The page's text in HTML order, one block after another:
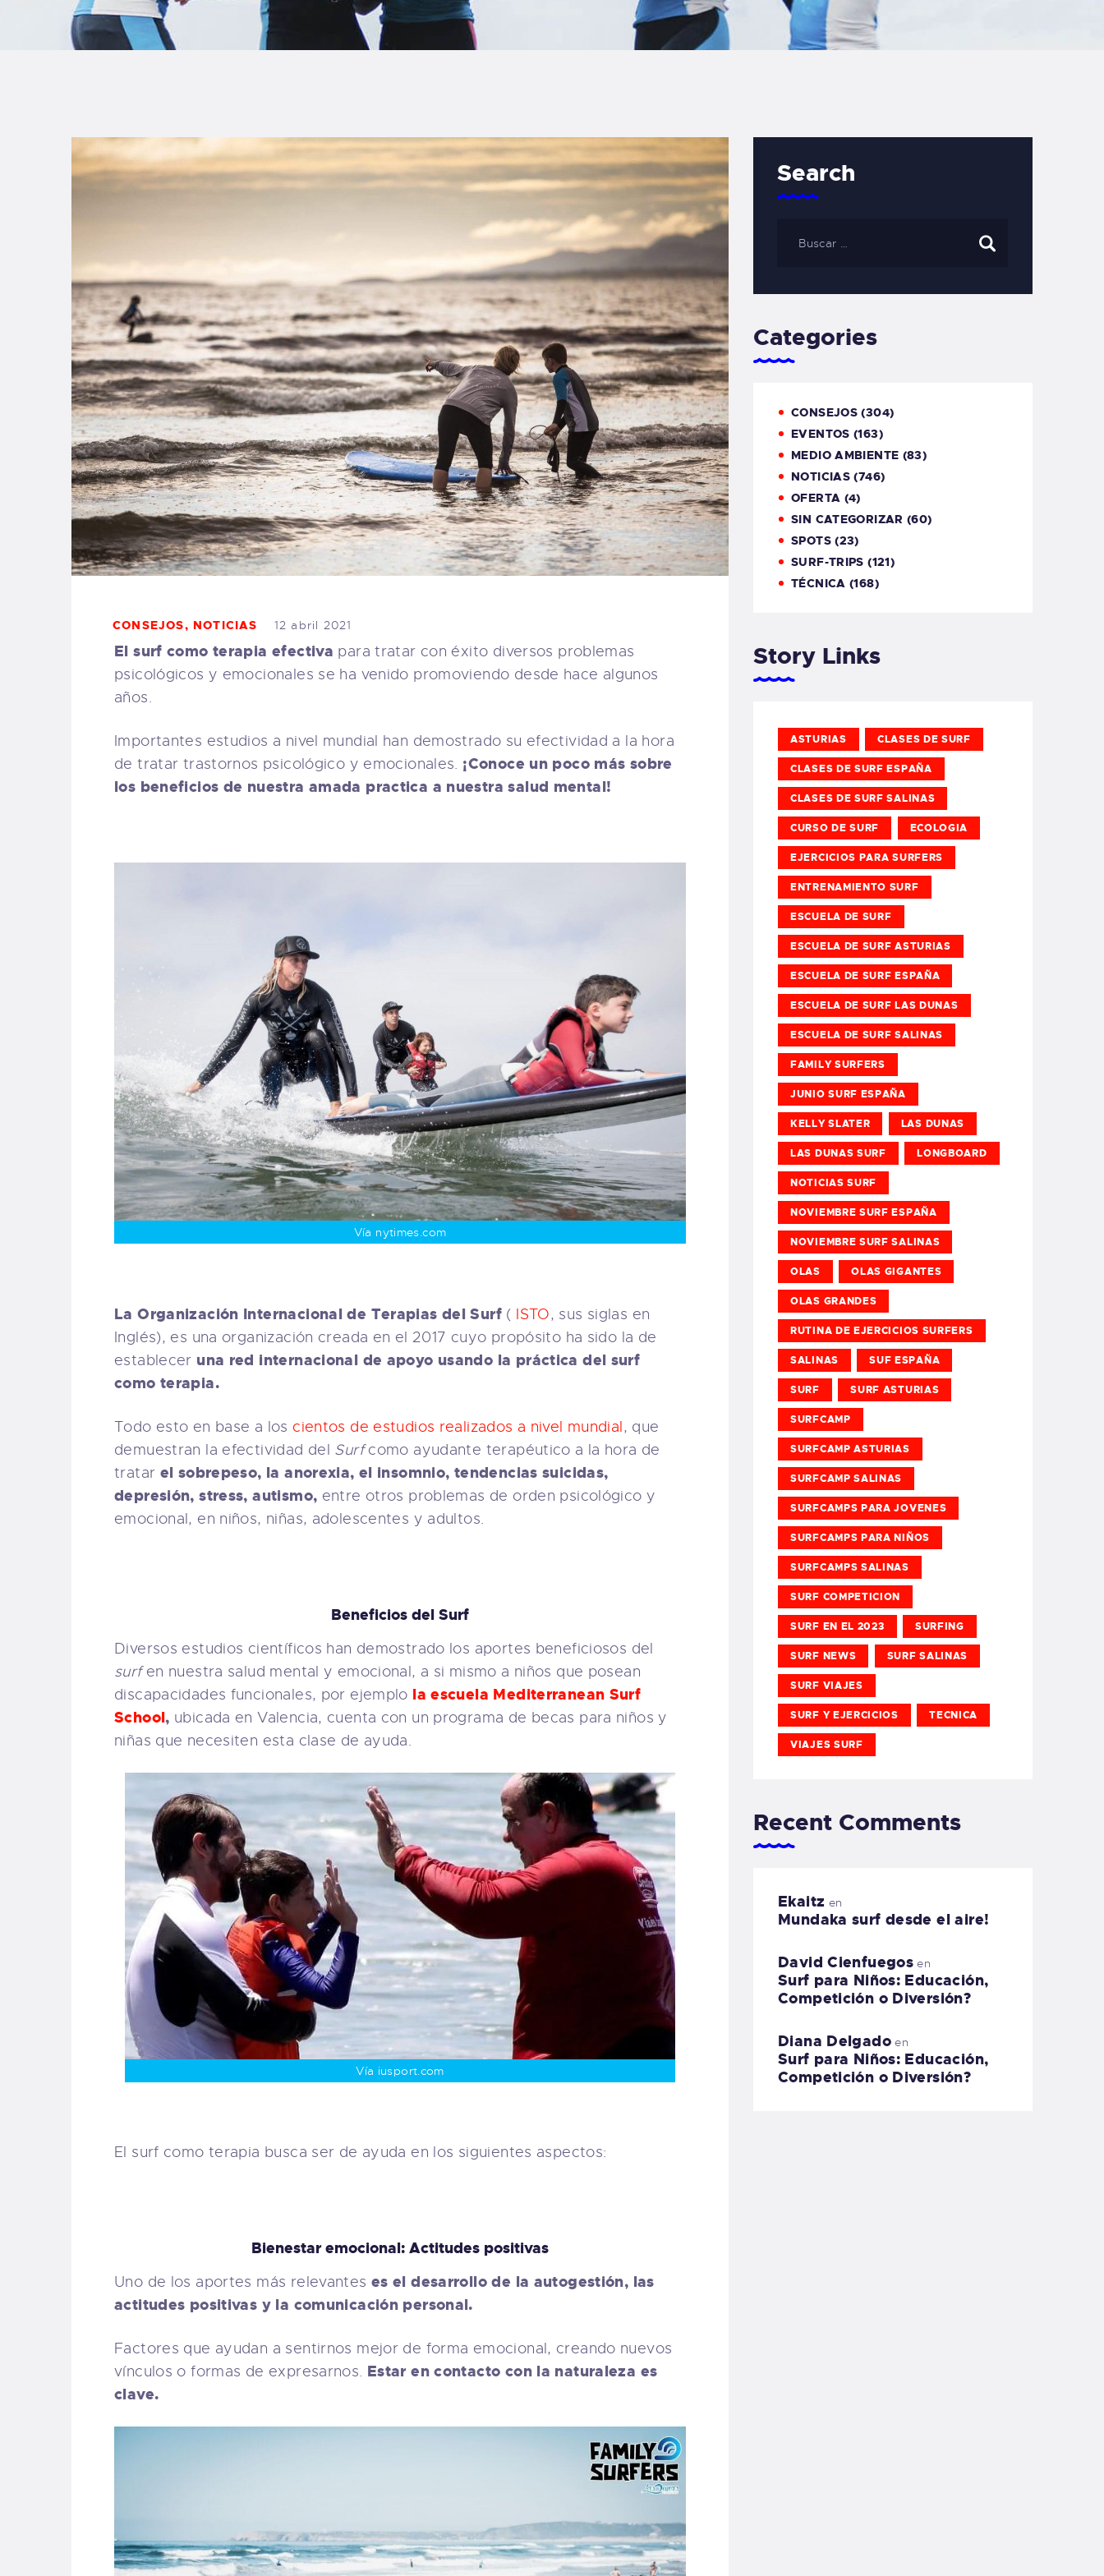
BLOG
CARRITO
TIENDA FAMILY
SURFERS
WEBCAM SALINAS
PEDIDOS
CONSEJOS, NOTICIAS 12 abril 2021
El surf como terapia efectiva para tratar con éxito diversos problemas
psicológicos y emocionales se ha venido promoviendo desde hace algunos
años.
Importantes estudios a nivel mundial han demostrado su efectividad a la hora
de tratar trastornos psicológico y emocionales. ¡Conoce un poco más sobre
los beneficios de nuestra amada practica a nuestra salud mental!
Vía nytimes.com
La Organización Internacional de Terapias del Surf ( ISTO, sus siglas en
Inglés), es una organización creada en el 2017 cuyo propósito ha sido la de
establecer una red internacional de apoyo usando la práctica del surf
como terapia.
Todo esto en base a los cientos de estudios realizados a nivel mundial, que
demuestran la efectividad del Surfcomo ayudante terapéutico a la hora de
tratar el sobrepeso, la anorexia, el insomnio, tendencias suicidas,
depresión, stress, autismo, entre otros problemas de orden psicológico y
emocional, en niños, niñas, adolescentes y adultos.
Beneficios del Surf
Diversos estudios científicos han demostrado los aportes beneficiosos del
surfen nuestra salud mental y emocional, a si mismo a niños que posean
discapacidades funcionales, por ejemplo la escuela Mediterranean Surf
School, ubicada en Valencia, cuenta con un programa de becas para niños y
niñas que necesiten esta clase de ayuda.
Vía iusport.com
El surf como terapia busca ser de ayuda en los siguientes aspectos:
Bienestar emocional: Actitudes positivas
Uno de los aportes más relevantes es el desarrollo de la autogestión, las
actitudes positivas y la comunicación personal.
Factores que ayudan a sentirnos mejor de forma emocional, creando nuevos
vínculos o formas de expresarnos. Estar en contacto con la naturaleza es
clave.
Search
Categories
CONSEJOS (304)
EVENTOS (163)
MEDIO AMBIENTE (83)
NOTICIAS (746)
OFERTA (4)
SIN CATEGORIZAR (60)
SPOTS(23)
SURF-TRIPS (121)
TÉCNICA (168)
Story Links
ASTURIAS CLASES DE SURF
CLASES DE SURF ESPAÑA
CLASES DE SURF SALINAS
CURSO DE SURF ECOLOGIA
EJERCICIOS PARA SURFERS
ENTRENAMIENTO SURF
ESCUELA DE SURF
ESCUELA DE SURF ASTURIAS
ESCUELA DE SURF ESPAÑA
ESCUELA DE SURF LAS DUNAS
ESCUELA DE SURF SALINAS
FAMILY SURFERS
JUNIO SURF ESPAÑA
KELLY SLATER LAS DUNAS
LAS DUNAS SURF LONGBOARD
NOTICIAS SURF
NOVIEMBRE SURF ESPAÑA
NOVIEMBRE SURF SALINAS
OLAS OLAS GIGANTES
OLAS GRANDES
RUTINA DE EJERCICIOS SURFERS
SALINAS SUF ESPAÑA
SURF SURF ASTURIAS
SURFCAMP
SURFCAMP ASTURIAS
SURFCAMP SALINAS
SURFCAMPS PARA JOVENES
SURFCAMPS PARA NIÑOS
SURFCAMPS SALINAS
SURF COMPETICION
SURF EN EL 2023 SURFING
SURF NEWS SURF SALINAS
SURF VIAJES
SURF Y EJERCICIOS TECNICA
VIAJES SURF
Recent Comments
Ekaitz en
Mundaka surf desde el aire!
David Cienfuegos en
Surf para Niños: Educación,
Competición o Diversión?
Diana Delgadoen
Surf para Niños: Educación,
Competición o Diversión?